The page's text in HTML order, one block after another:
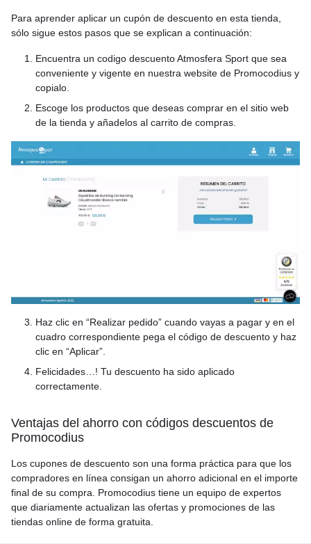
Para aprender aplicar un cupón de descuento en esta tienda,
sólo sigue estos pasos que se explican a continuación:
Encuentra un codigo descuento Atmosfera Sport que sea
conveniente y vigente en nuestra website de Promocodius y
copialo.
Escoge los productos que deseas comprar en el sitio web
de la tienda y añadelos al carrito de compras.
Haz clic en “Realizar pedido” cuando vayas a pagar y en el
cuadro correspondiente pega el código de descuento y haz
clic en “Aplicar”.
Felicidades…! Tu descuento ha sido aplicado
correctamente.
Ventajas del ahorro con códigos descuentos de
Promocodius
Los cupones de descuento son una forma práctica para que los
compradores en línea consigan un ahorro adicional en el importe
final de su compra. Promocodius tiene un equipo de expertos
que diariamente actualizan las ofertas y promociones de las
tiendas online de forma gratuita.